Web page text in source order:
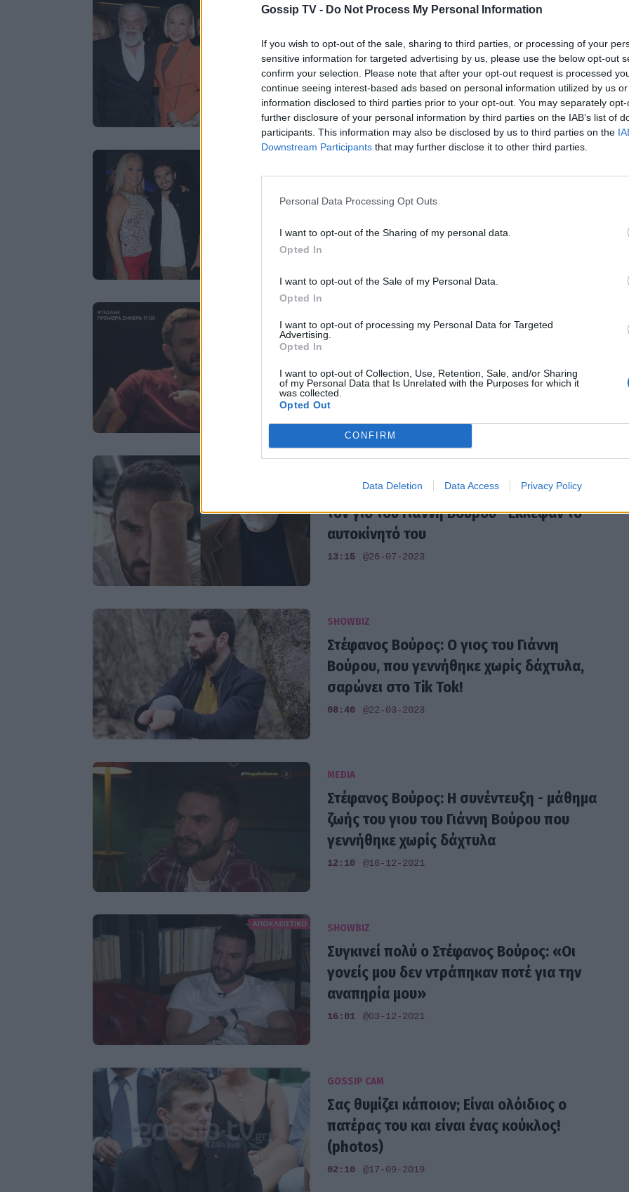
Gossip TV - Do Not Process My Personal Information
If you wish to opt-out of the sale, sharing to third parties, or processing of your
sensitive information for targeted advertising by us, please use the below opt-out
confirm your selection. Please note that after your opt-out request is processed
continue seeing interest-based ads based on personal information utilized by us
information disclosed to third parties prior to your opt-out. You may separately
further disclosure of your personal information by third parties on the IAB’s list of
participants. This information may also be disclosed by us to third parties on the
Downstream Participants that may further disclose it to other third parties.
Personal Data Processing Opt Outs
I want to opt-out of the Sharing of my personal data.
Opted In
I want to opt-out of the Sale of my Personal Data.
Opted In
I want to opt-out of processing my Personal Data for Targeted
Advertising.
Opted In
I want to opt-out of Collection, Use, Retention, Sale, and/or Sharing
of my Personal Data that Is Unrelated with the Purposes for which it
was collected.
Opted Out
CONFIRM
Data Deletion Data Access Privacy Policy
SHOWBIZ
Γιάννη Βούρου και η σχέση αγάπης
μεταξύ τους
06:50 @06-11-2024
Στέφανο Βούρο: Δεν έκρυψε ποτέ τα χέρια
στις τσέπες
Σοκάρει ο Στέφανος Βούρος: «Εφημερίδα
ένα παιδί τέρας»
13:38
Στέφανος Βούρος: Δημόσια έκκληση από
τον γιο του Γιάννη Βούρου- Έκλεψαν το
αυτοκίνητό του
13:15 @26-07-2023
SHOWBIZ
Στέφανος Βούρος: Ο γιος του Γιάννη
Βούρου, που γεννήθηκε χωρίς δάχτυλα,
σαρώνει στο Tik Tok!
08:40 @22-03-2023
MEDIA
Στέφανος Βούρος: Η συνέντευξη - μάθημα
ζωής του γιου του Γιάννη Βούρου που
γεννήθηκε χωρίς δάχτυλα
12:10 @16-12-2021
SHOWBIZ
Συγκινεί πολύ ο Στέφανος Βούρος: «Οι
γονείς μου δεν ντράπηκαν ποτέ για την
αναπηρία μου»
16:01 @03-12-2021
GOSSIP CAM
Σας θυμίζει κάποιον; Είναι ολόιδιος ο
πατέρας του και είναι ένας κούκλος!
(photos)
02:10 @17-09-2019